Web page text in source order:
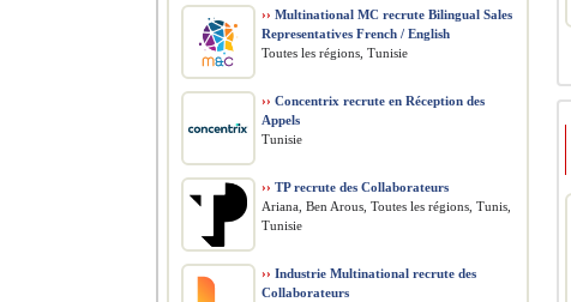
›› Multinational MC recrute Bilingual Sales
Representatives French / English
Toutes les régions, Tunisie
›› Concentrix recrute en Réception des
Appels
Tunisie
›› TP recrute des Collaborateurs
Ariana, Ben Arous, Toutes les régions, Tunis,
Tunisie
›› Industrie Multinational recrute des
Collaborateurs